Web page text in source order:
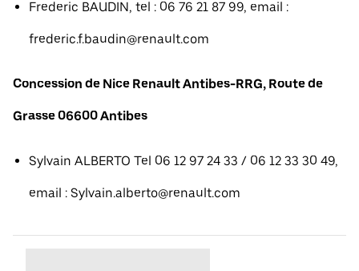
Frederic BAUDIN, tel : 06 76 21 87 99, email :
frederic.f.baudin@renault.com
Concession de Nice Renault Antibes-RRG, Route de
Grasse 06600 Antibes
Sylvain ALBERTO Tel 06 12 97 24 33 / 06 12 33 30 49,
email : Sylvain.alberto@renault.com